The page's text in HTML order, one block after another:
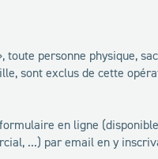
personne physique,
sont exclus de cette
en ligne
...) par email en y